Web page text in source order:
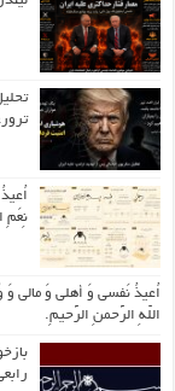
نِعَمِ
اُعیذُ نَفسی وَ أهلی وَ مالی وَ
اللّهِ الرَّحمنِ الرَّحیمِ.